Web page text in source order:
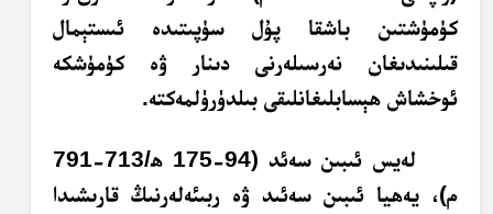
كۈمۈشتىن باشقا پۇل سۈپىتىدە ئىستېمال
قىلىنىدىغان نەرسىلەرنى دىنار ۋە كۈمۈشكە
ئوخشاش ھېسابلىغانلىقى بىلدۈرۈلمەكتە.
لەيس ئىبىن سەئد (94-175 ھ/713-791
م)، يەھيا ئىبىن سەئىد ۋە ربىئەلەرنىڭ قارىشىدا